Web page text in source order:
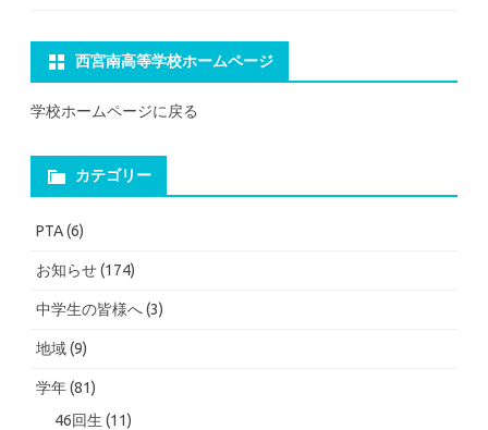
西宮南高等学校ホームページ
学校ホームページに戻る
カテゴリー
PTA(6)
お知らせ(174)
中学生の皆様へ(3)
地域(9)
学年(81)
46回生 (11)